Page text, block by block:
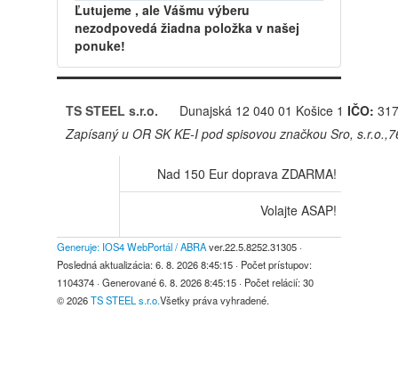
Ľutujeme , ale Vášmu výberu
nezodpovedá žiadna položka v našej
ponuke!
TS STEEL s.r.o. Dunajská 12 040 01 Košice 1 IČO:
Zapísaný u OR SK KE-I pod spisovou značkou Sro,
Nad 150 Eur doprava ZDARMA!
Volajte ASAP!
Generuje: IOS4 WebPortál / ABRAver.22.5.8252.31305 ·
Posledná aktualizácia:6. 8. 2026 8:45:15 · Počet prístupov:
1104374 · Generované6. 8. 2026 8:45:15 · Počet relácií:30
© 2026TS STEEL s.r.o.Všetky práva vyhradené.